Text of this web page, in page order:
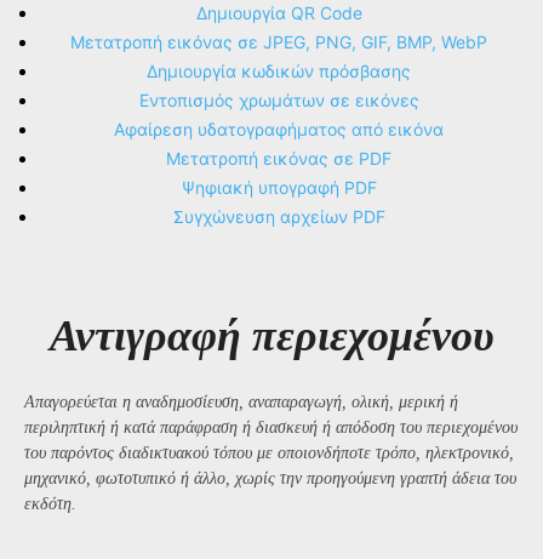
Δημιουργία QR Code
Μετατροπή εικόνας σε JPEG, PNG, GIF, BMP, WebP
Δημιουργία κωδικών πρόσβασης
Εντοπισμός χρωμάτων σε εικόνες
Αφαίρεση υδατογραφήματος από εικόνα
Μετατροπή εικόνας σε PDF
Ψηφιακή υπογραφή PDF
Συγχώνευση αρχείων PDF
Αντιγραφή περιεχομένου
Απαγορεύεται η αναδημοσίευση, αναπαραγωγή, ολική, μερική ή
περιληπτική ή κατά παράφραση ή διασκευή ή απόδοση του περιεχομένου
του παρόντος διαδικτυακού τόπου με οποιονδήποτε τρόπο, ηλεκτρονικό,
μηχανικό, φωτοτυπικό ή άλλο, χωρίς την προηγούμενη γραπτή άδεια του
εκδότη.